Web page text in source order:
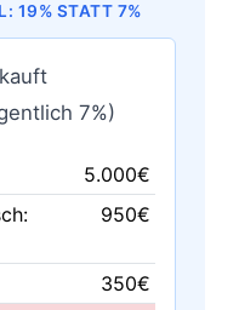
19% STATT 7%
7%)
5.000€
950€
350€